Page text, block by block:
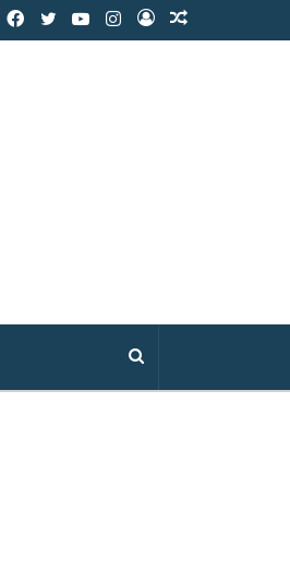
Publicación
Acceso
Instagram
YouTube
Twitter
Facebook
Buscar